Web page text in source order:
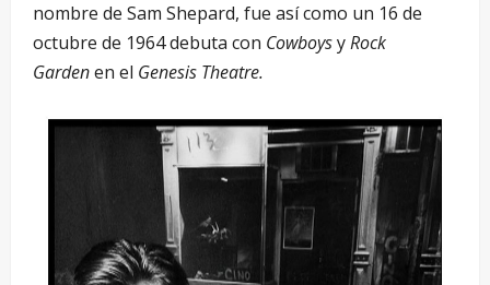
nombre de Sam Shepard, fue así como un 16 de
octubre de 1964 debuta con CowboysyRock
Gardenen el Genesis Theatre.